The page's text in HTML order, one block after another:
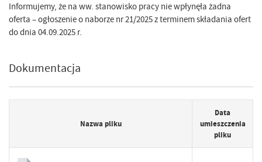
Informujemy, że na ww. stanowisko pracy nie wpłynęła żadna
oferta – ogłoszenie o naborze nr 21/2025 z terminem składania ofert
do dnia 04.09.2025 r.
Dokumentacja
Nazwa pliku
Data
umieszczenia
pliku